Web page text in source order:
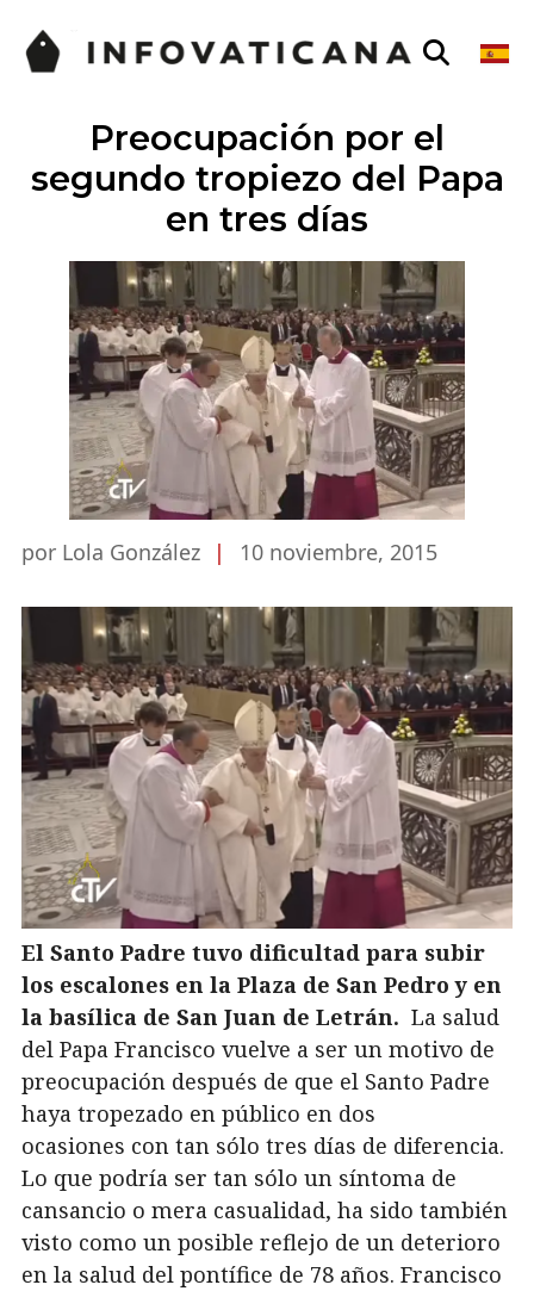
Preocupación por el
segundo tropiezo del Papa
en tres días
por Lola González | 10 noviembre, 2015
El Santo Padre tuvo dificultad para subir
los escalones en la Plaza de San Pedro y en
la basílica de San Juan de Letrán. La salud
del Papa Francisco vuelve a ser un motivo de
preocupación después de que el Santo Padre
haya tropezado en público en dos
ocasiones con tan sólo tres días de diferencia.
Lo que podría ser tan sólo un síntoma de
cansancio o mera casualidad, ha sido también
visto como un posible reflejo de un deterioro
en la salud del pontífice de 78 años. Francisco